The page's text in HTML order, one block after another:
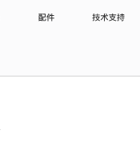
配件 技术支持